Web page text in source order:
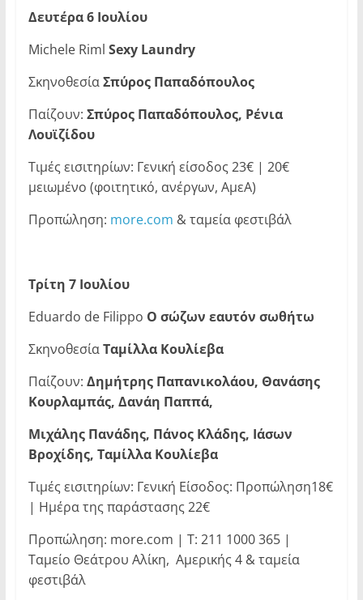
Δευτέρα 6 Ιουλίου
Michele Riml Sexy Laundry
ΣκηνοθεσίαΣπύρος Παπαδόπουλος
Παίζουν: Σπύρος Παπαδόπουλος, Ρένια
Λουϊζίδου
Τιμές εισιτηρίων: Γενική είσοδος 23€ | 20€
μειωμένο (φοιτητικό, ανέργων, ΑμεΑ)
Προπώληση: more.com & ταμεία φεστιβάλ
Τρίτη 7 Ιουλίου
Eduardo de Filippo Ο σώζων εαυτόν σωθήτω
ΣκηνοθεσίαΤαμίλλα Κουλίεβα
Παίζουν: Δημήτρης Παπανικολάου, Θανάσης
Κουρλαμπάς, Δανάη Παππά,
Μιχάλης Πανάδης, Πάνος Κλάδης, Ιάσων
Βροχίδης, Ταμίλλα Κουλίεβα
Τιμές εισιτηρίων: Γενική Είσοδος: Προπώληση18€
| Ημέρα της παράστασης 22€
Προπώληση: more.com | Τ: 211 1000 365 |
Ταμείο Θεάτρου Αλίκη, Αμερικής 4 & ταμεία
φεστιβάλ